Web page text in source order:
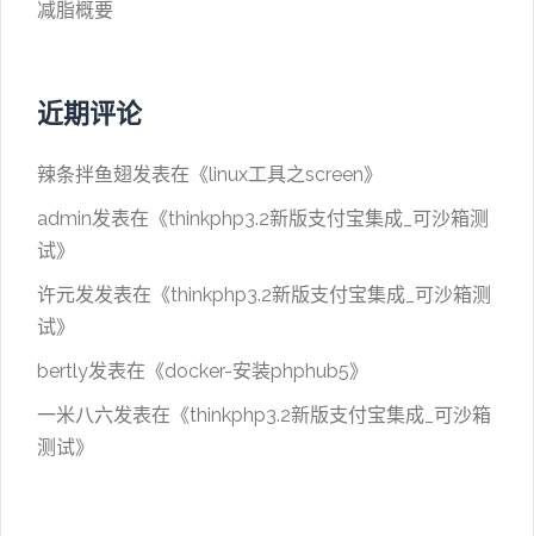
减脂概要
近期评论
辣条拌鱼翅发表在《linux工具之screen》
admin发表在《thinkphp3.2新版支付宝集成_可沙箱测
试》
许元发发表在《thinkphp3.2新版支付宝集成_可沙箱测
试》
bertly发表在《docker-安装phphub5》
一米八六发表在《thinkphp3.2新版支付宝集成_可沙箱
测试》